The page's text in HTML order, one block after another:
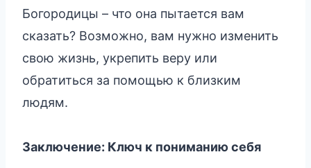
Богородицы – что она пытается вам
сказать? Возможно, вам нужно изменить
свою жизнь, укрепить веру или
обратиться за помощью к близким
людям.
Заключение: Ключ к пониманию себя